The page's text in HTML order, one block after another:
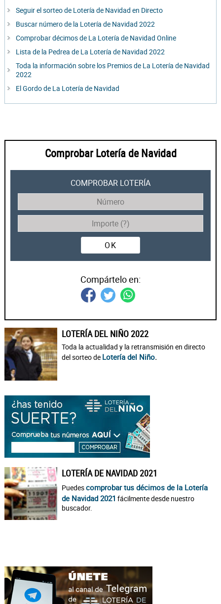
Seguir el sorteo de Lotería de Navidad en Directo
Buscar número de la Lotería de Navidad 2022
Comprobar décimos de La Lotería de Navidad Online
Lista de la Pedrea de La Lotería de Navidad 2022
Toda la información sobre los Premios de La Lotería de Navidad
2022
El Gordo de La Lotería de Navidad
Comprobar Lotería de Navidad
COMPROBAR LOTERÍA
OK
Compártelo en:
LOTERÍA DEL NIÑO 2022
Toda la actualidad y la retransmisión en directo
del sorteo de Lotería del Niño.
LOTERÍA DE NAVIDAD 2021
Puedescomprobar tus décimos de la Lotería
de Navidad 2021 fácilmente desde nuestro
buscador.